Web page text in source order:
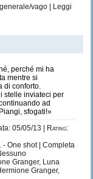
vago | Leggi
perché mi ha
mentre si
di conforto.
stelle inviateci per
ad
sfogati!»
05/05/13 |
Rating:
- One shot | Completa
Granger, Luna
Granger,